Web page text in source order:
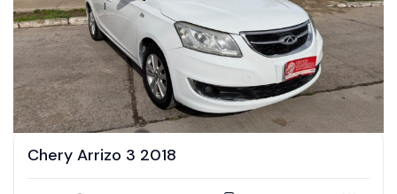
Chery Arrizo 3 2018